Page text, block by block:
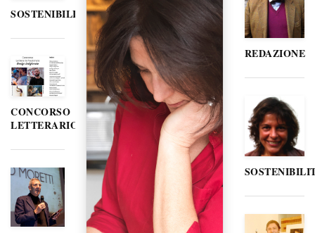
SOSTENIBILITÀ
CONCORSO
LETTERARIO
REDAZIONE